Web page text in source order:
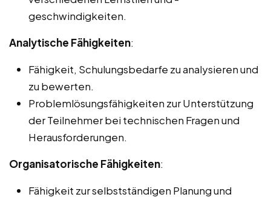
geschwindigkeiten.
Analytische Fähigkeiten:
Fähigkeit, Schulungsbedarfe zu analysieren und
zu bewerten.
Problemlösungsfähigkeiten zur Unterstützung
der Teilnehmer bei technischen Fragen und
Herausforderungen.
Organisatorische Fähigkeiten:
Fähigkeit zur selbstständigen Planung und